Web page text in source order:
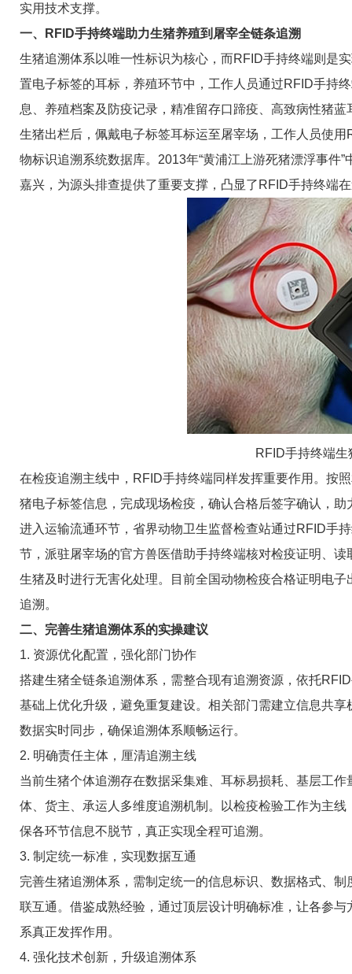
实用技术支撑。
一、RFID手持终端助力生猪养殖到屠宰全链条追溯
生猪追溯体系以唯一性标识为核心，而RFID手持终端则是
置电子标签的耳标，养殖环节中，工作人员通过RFID手持
息、养殖档案及防疫记录，精准留存口蹄疫、高致病性猪
生猪出栏后，佩戴电子标签耳标运至屠宰场，工作人员使
物标识追溯系统数据库。2013年“黄浦江上游死猪漂浮事件
嘉兴，为源头排查提供了重要支撑，凸显了RFID手持终端
RFID手持终端
在检疫追溯主线中，RFID手持终端同样发挥重要作用。按
猪电子标签信息，完成现场检疫，确认合格后签字确认，
进入运输流通环节，省界动物卫生监督检查站通过RFID手
节，派驻屠宰场的官方兽医借助手持终端核对检疫证明、
生猪及时进行无害化处理。目前全国动物检疫合格证明电
追溯。
二、完善生猪追溯体系的实操建议
1. 资源优化配置，强化部门协作
搭建生猪全链条追溯体系，需整合现有追溯资源，依托
基础上优化升级，避免重复建设。相关部门需建立信息共
数据实时同步，确保追溯体系顺畅运行。
2. 明确责任主体，厘清追溯主线
当前生猪个体追溯存在数据采集难、耳标易损耗、基层工
体、货主、承运人多维度追溯机制。以检疫检验工作为主
保各环节信息不脱节，真正实现全程可追溯。
3. 制定统一标准，实现数据互通
完善生猪追溯体系，需制定统一的信息标识、数据格式、
联互通。借鉴成熟经验，通过顶层设计明确标准，让各参
系真正发挥作用。
4. 强化技术创新，升级追溯体系